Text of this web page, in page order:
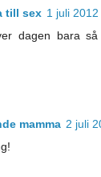
till sex 1 juli
dagen bara
mamma 2 juli